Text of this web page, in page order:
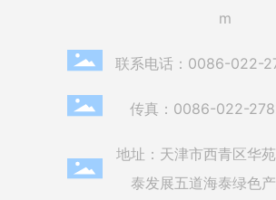
m
联系电话： 0086-022-
传真：0086-022-
地址：天津市西青区华
泰发展五道海泰绿色